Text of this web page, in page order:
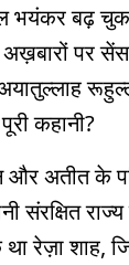
बढ़
अख़बारों पर
कहानी?
अतीत के
संरक्षित
रेज़ा शाह,